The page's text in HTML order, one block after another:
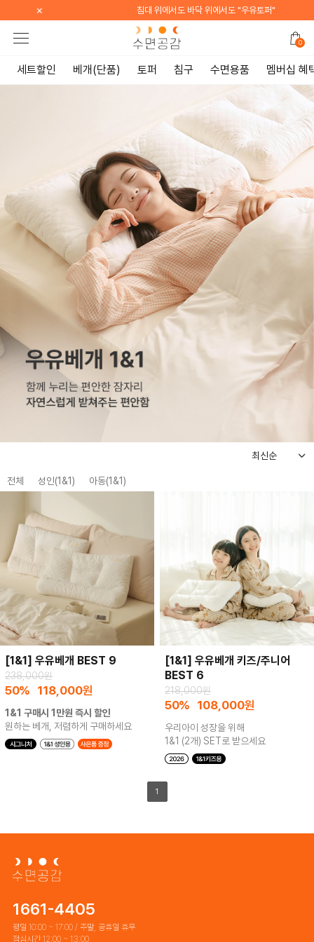
침대 위에서도 바닥 위에서도 "우유토퍼"
0
세트할인 베개(단품) 토퍼 침구 수면용품 멤버십 혜
전체 성인(1&1) 아동(1&1)
[1&1] 우유베개 BEST 9
238,000원
50% 118,000원
1&1 구매시 1만원 즉시 할인
원하는 베개, 저렴하게 구매하세요
[1&1] 우유베개 키즈/주니어
BEST 6
218,000원
50% 108,000원
우리아이 성장을 위해
1&1 (2개) SET로 받으세요
1
1661-4405
평일 10:00 ~ 17:00 / 주말, 공휴일 휴무
점심시간 12:00 ~ 13:00